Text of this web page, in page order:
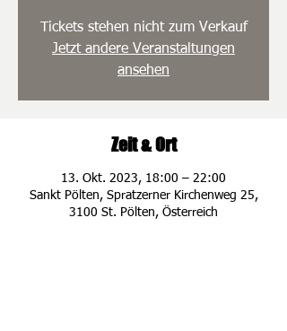
Tickets stehen nicht zum Verkauf
Jetzt andere Veranstaltungen
ansehen
Zeit & Ort
13. Okt. 2023, 18:00 – 22:00
Sankt Pölten, Spratzerner Kirchenweg 25,
3100 St. Pölten, Österreich